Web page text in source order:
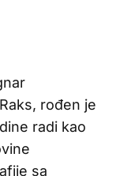
rođen je
radi kao
sa